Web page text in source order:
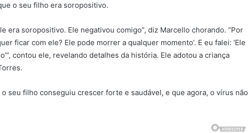
o seu filho era soropositivo.
era soropositivo. Ele negativou comigo”, diz Marcello chorando. “Por
ficar com ele? Ele pode morrer a qualquer momento’. E eu falei: ‘Ele
contou ele, revelando detalhes da história. Ele adotou a criança
seu filho conseguiu crescer forte e saudável, e que agora, o vírus não